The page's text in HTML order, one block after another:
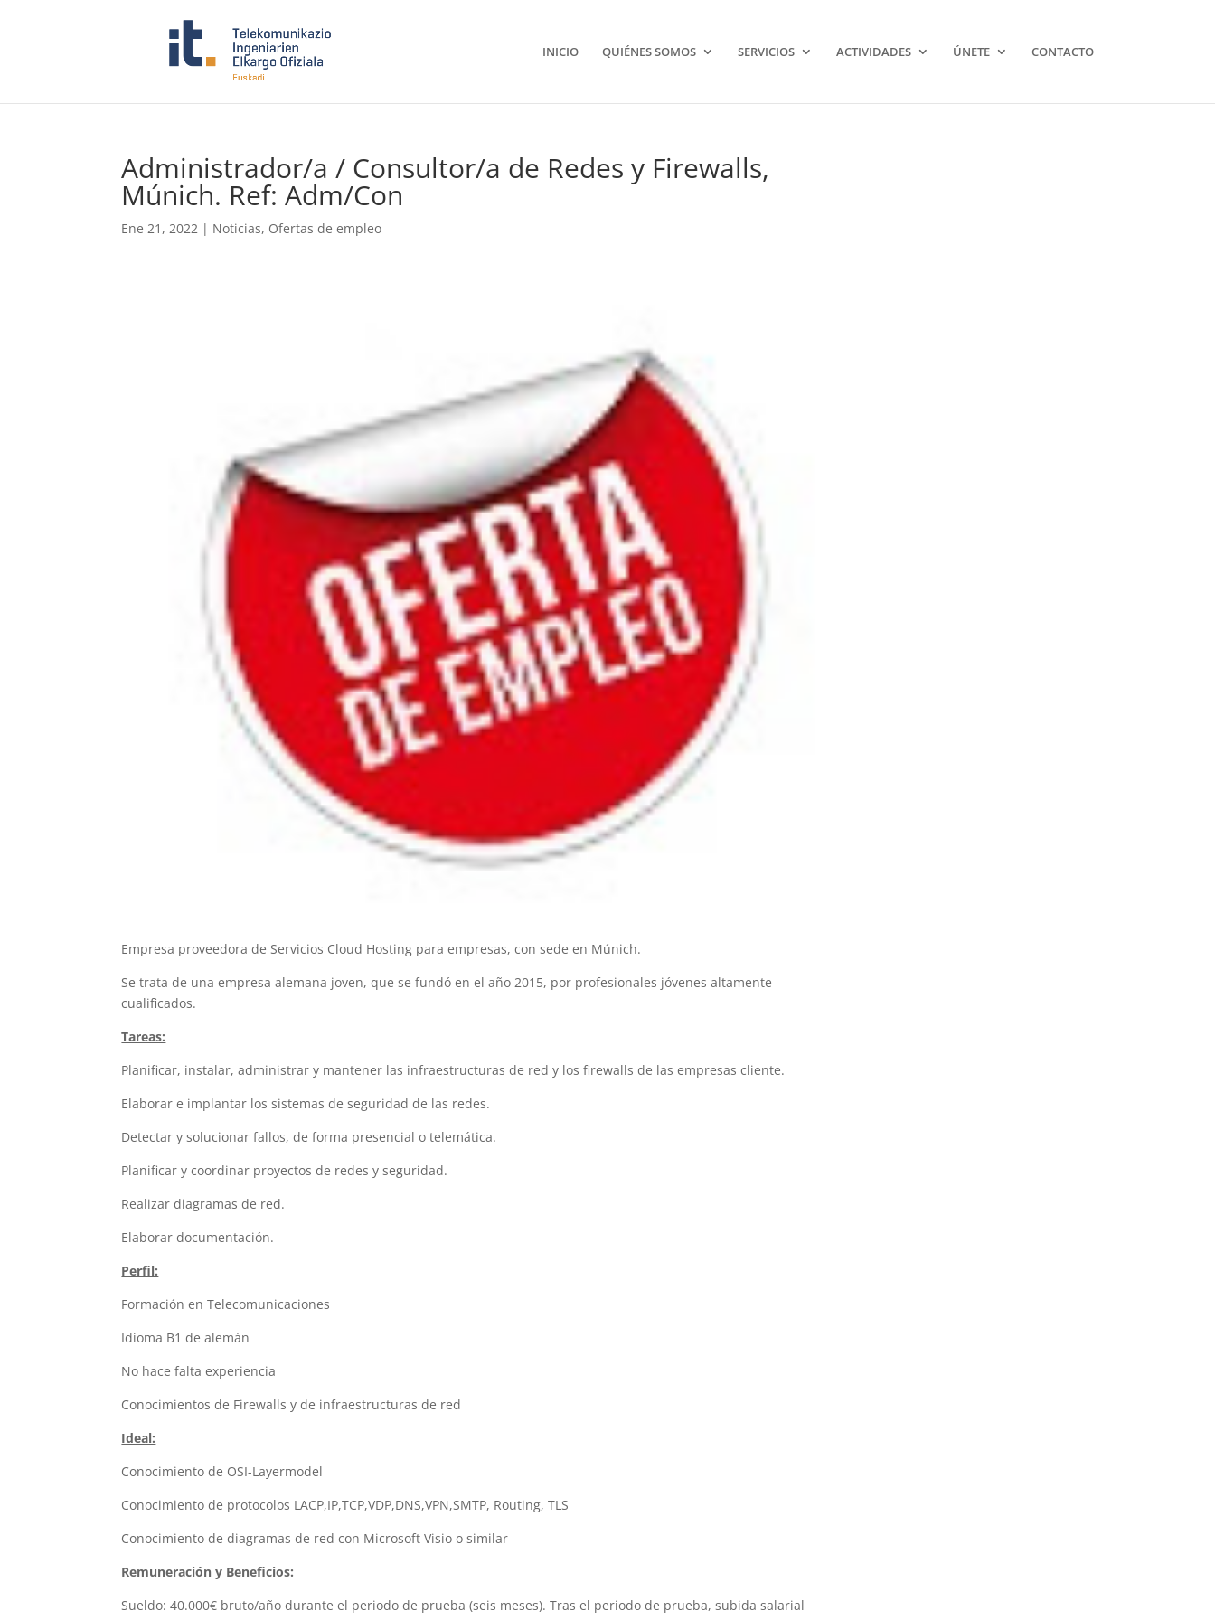
INICIO QUIÉNES SOMOS SERVICIOS ACTIVIDADES ÚNETE CONTACTO
Administrador/a / Consultor/a de Redes y Firewalls,
Múnich. Ref: Adm/Con
Ene 21, 2022 | Noticias, Ofertas de empleo
Empresa proveedora de Servicios Cloud Hosting para empresas, con sede en Múnich.
Se trata de una empresa alemana joven, que se fundó en el año 2015, por profesionales jóvenes altamente
cualificados.
Tareas:
Planificar, instalar, administrar y mantener las infraestructuras de red y los firewalls de las empresas cliente.
Elaborar e implantar los sistemas de seguridad de las redes.
Detectar y solucionar fallos, de forma presencial o telemática.
Planificar y coordinar proyectos de redes y seguridad.
Realizar diagramas de red.
Elaborar documentación.
Perfil:
Formación en Telecomunicaciones
Idioma B1 de alemán
No hace falta experiencia
Conocimientos de Firewalls y de infraestructuras de red
Ideal:
Conocimiento de OSI-Layermodel
Conocimiento de protocolos LACP,IP,TCP,VDP,DNS,VPN,SMTP, Routing, TLS
Conocimiento de diagramas de red con Microsoft Visio o similar
Remuneración y Beneficios:
Sueldo: 40.000€ bruto/año durante el periodo de prueba (seis meses). Tras el periodo de prueba, subida salarial